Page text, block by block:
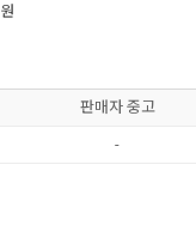
원
판매자 중고
-